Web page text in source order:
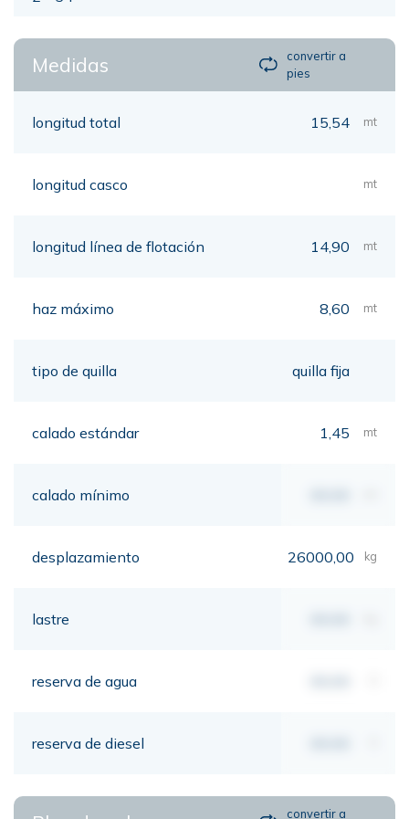
Medidas
convertir a
pies
longitud total 15,54 mt
longitud casco mt
longitud línea de flotación 14,90 mt
haz máximo 8,60 mt
tipo de quilla quilla fija
calado estándar 1,45 mt
calado mínimo
desplazamiento 26000,00 kg
lastre
reserva de agua
reserva de diesel
convertir a